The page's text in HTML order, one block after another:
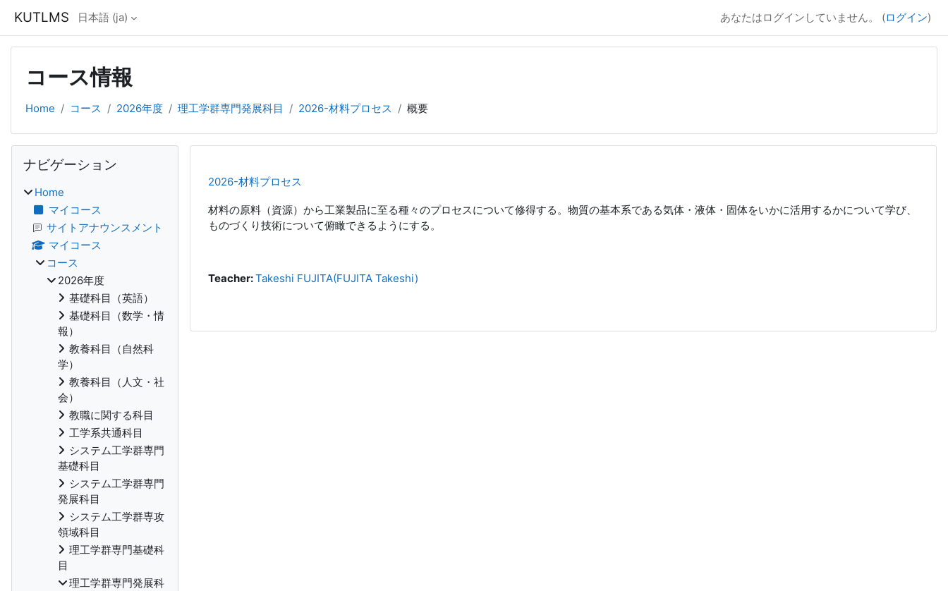
KUTLMS 日本語 ‎(ja)‎ あなたはログインしていません。 (ログイン)
コース情報
Home コース 2026年度 理工学群専門発展科目 2026-材料プロセス 概要
2026-材料プロセス
材料の原料（資源）から工業製品に至る種々のプロセスについて修得する。物質の基本系である気体・液体・固体をいかに活用するかについて学び、
ものづくり技術について俯瞰できるようにする。
Teacher:Takeshi FUJITA(FUJITA Takeshi)
ブロック
ナビゲーション
Home
マイコース
サイトアナウンスメント
マイコース
コース
2026年度
基礎科目（英語）
基礎科目（数学・情
報）
教養科目（自然科
学）
教養科目（人文・社
会）
教職に関する科目
工学系共通科目
システム工学群専門
基礎科目
システム工学群専門
発展科目
システム工学群専攻
領域科目
理工学群専門基礎科
目
理工学群専門発展科